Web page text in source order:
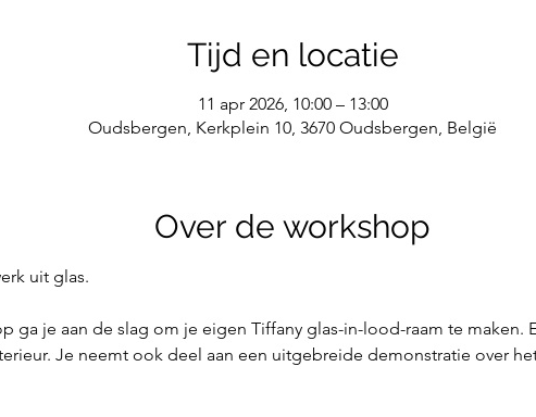
Tijd en locatie
11 apr 2026, 10:00 – 13:00
Oudsbergen, Kerkplein 10, 3670 Oudsbergen, België
Over de workshop
uit glas.
ga je aan de slag om je eigen Tiffany glas-in-lood-raam te maken.
Je neemt ook deel aan een uitgebreide demonstratie over